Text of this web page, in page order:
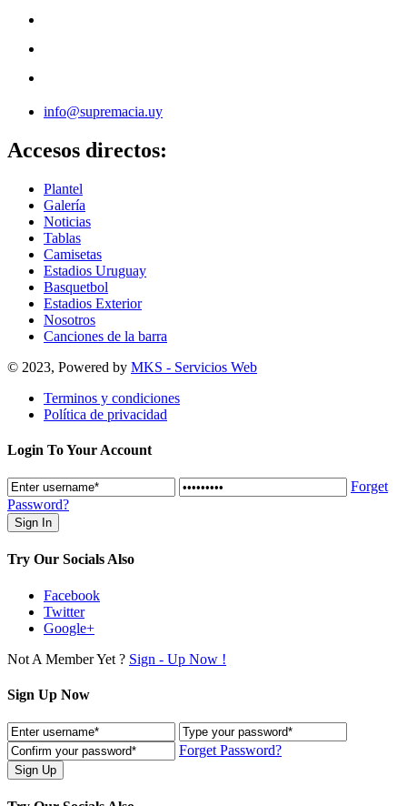
info@supremacia.uy
Accesos directos:
Plantel
Galería
Noticias
Tablas
Camisetas
Estadios Uruguay
Basquetbol
Estadios Exterior
Nosotros
Canciones de la barra
© 2023, Powered by MKS - Servicios Web
Terminos y condiciones
Política de privacidad
Login To Your Account
Forget
Password?
Try Our Socials Also
Facebook
Twitter
Google+
Not A Member Yet ? Sign - Up Now !
Sign Up Now
Forget Password?